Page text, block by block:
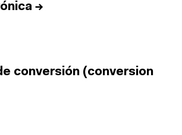
→
conversión (conversion